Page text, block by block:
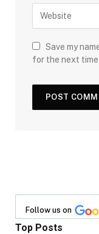
Save my
for the next time
Follow us on
Top Posts